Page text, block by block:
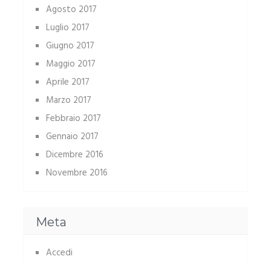
Agosto 2017
Luglio 2017
Giugno 2017
Maggio 2017
Aprile 2017
Marzo 2017
Febbraio 2017
Gennaio 2017
Dicembre 2016
Novembre 2016
Meta
Accedi